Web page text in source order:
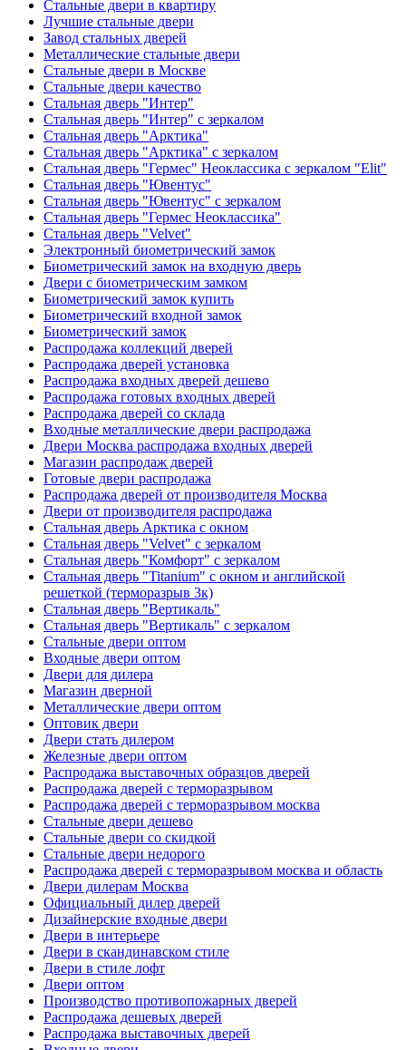
Стальные двери в квартиру
Лучшие стальные двери
Завод стальных дверей
Металлические стальные двери
Стальные двери в Москве
Стальные двери качество
Стальная дверь "Интер"
Стальная дверь "Интер" с зеркалом
Стальная дверь "Арктика"
Стальная дверь "Арктика" с зеркалом
Стальная дверь "Гермес" Неоклассика с зеркалом "Elit"
Стальная дверь "Ювентус"
Стальная дверь "Ювентус" с зеркалом
Стальная дверь "Гермес Неоклассика"
Стальная дверь "Velvet"
Электронный биометрический замок
Биометрический замок на входную дверь
Двери с биометрическим замком
Биометрический замок купить
Биометрический входной замок
Биометрический замок
Распродажа коллекций дверей
Распродажа дверей установка
Распродажа входных дверей дешево
Распродажа готовых входных дверей
Распродажа дверей со склада
Входные металлические двери распродажа
Двери Москва распродажа входных дверей
Магазин распродаж дверей
Готовые двери распродажа
Распродажа дверей от производителя Москва
Двери от производителя распродажа
Стальная дверь Арктика с окном
Стальная дверь "Velvet" с зеркалом
Стальная дверь "Комфорт" с зеркалом
Стальная дверь "Titanium" с окном и английской
решеткой (терморазрыв 3к)
Стальная дверь "Вертикаль"
Стальная дверь "Вертикаль" с зеркалом
Стальные двери оптом
Входные двери оптом
Двери для дилера
Магазин дверной
Металлические двери оптом
Оптовик двери
Двери стать дилером
Железные двери оптом
Распродажа выставочных образцов дверей
Распродажа дверей с терморазрывом
Распродажа дверей с терморазрывом москва
Стальные двери дешево
Стальные двери со скидкой
Стальные двери недорого
Распродажа дверей с терморазрывом москва и область
Двери дилерам Москва
Официальный дилер дверей
Дизайнерские входные двери
Двери в интерьере
Двери в скандинавском стиле
Двери в стиле лофт
Двери оптом
Производство противопожарных дверей
Распродажа дешевых дверей
Распродажа выставочных дверей